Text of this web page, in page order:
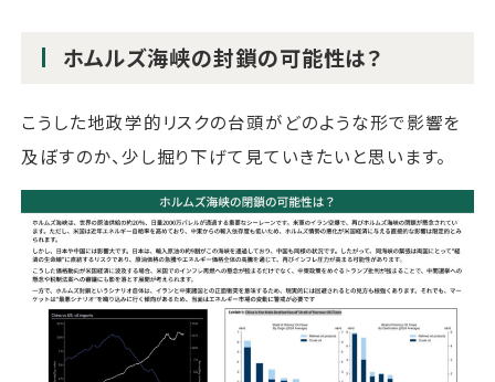
ホムルズ海峡の封鎖の可能性は？
こうした地政学的リスクの台頭がどのような形で影響を
及ぼすのか、少し掘り下げて見ていきたいと思います。